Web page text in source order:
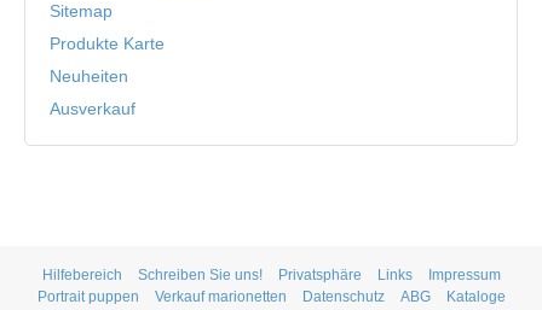
Sitemap
Produkte Karte
Neuheiten
Ausverkauf
Hilfebereich Schreiben Sie uns! Privatsphäre Links
Impressum
Portrait puppen
Verkauf marionetten Datenschutz ABG Kataloge